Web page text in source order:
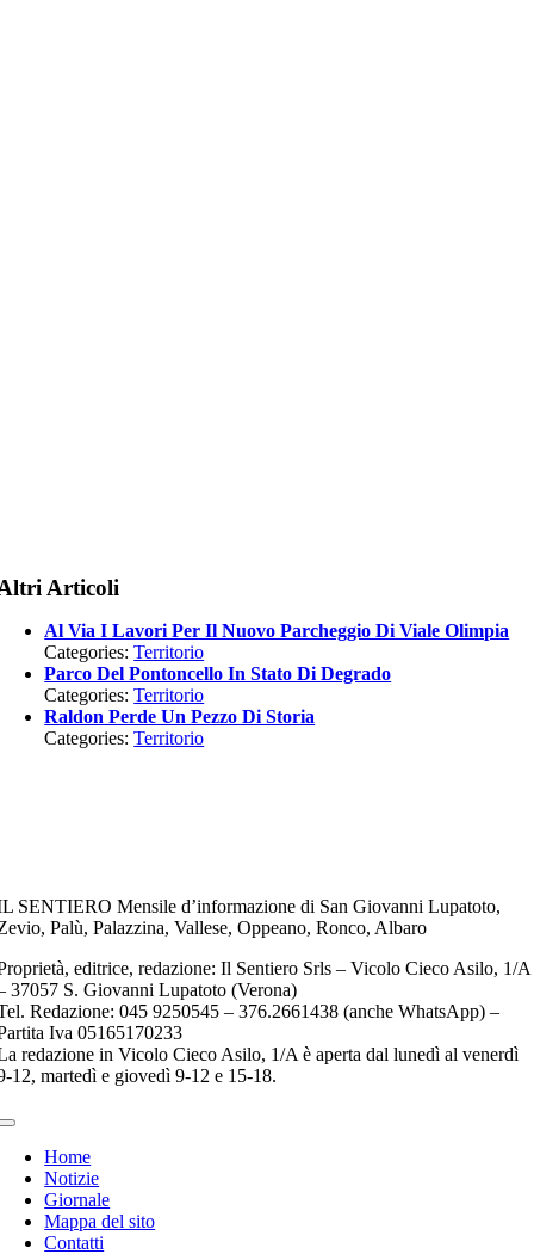
Articoli
Al Via I Lavori Per Il Nuovo Parcheggio Di Viale Olimpia
Categories:Territorio
Parco Del Pontoncello In Stato Di Degrado
Categories:Territorio
Raldon Perde Un Pezzo Di Storia
Categories:Territorio
SENTIERO Mensile d’informazione di San Giovanni Lupatoto,
Palù, Palazzina, Vallese, Oppeano, Ronco, Albaro
editrice, redazione: Il Sentiero Srls – Vicolo Cieco Asilo, 1/A
37057 S. Giovanni Lupatoto (Verona)
Redazione: 045 9250545 – 376.2661438 (anche WhatsApp) –
Iva 05165170233
redazione in Vicolo Cieco Asilo, 1/A è aperta dal lunedì al venerdì
12, martedì e giovedì 9-12 e 15-18.
Toggle
NavigationHome
Notizie
Giornale
Mappa del sito
Contatti